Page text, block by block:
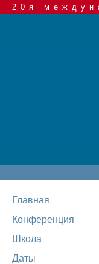
20я
Главная
Конференция
Школа
Даты